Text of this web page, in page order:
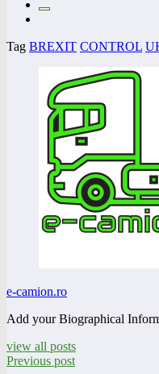
Tag BREXIT CONTROL
e-camion.ro
Add your Biographical
view all posts
Previous post